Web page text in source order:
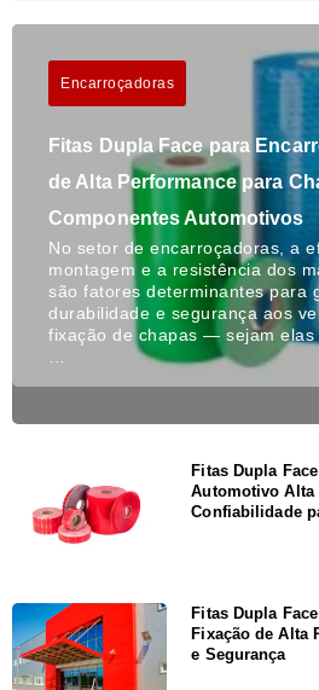
Encarroçadoras
Fitas Dupla Face para
de Alta Performance para
Componentes Automotivos
No setor de encarroçadoras, a
montagem e a resistência dos
são fatores determinantes para
durabilidade e segurança aos
fixação de chapas — sejam elas
Fitas Dupla
Automotivo Alta
Confiabilidade
Fitas Dupla
Fixação de Alta
e Segurança